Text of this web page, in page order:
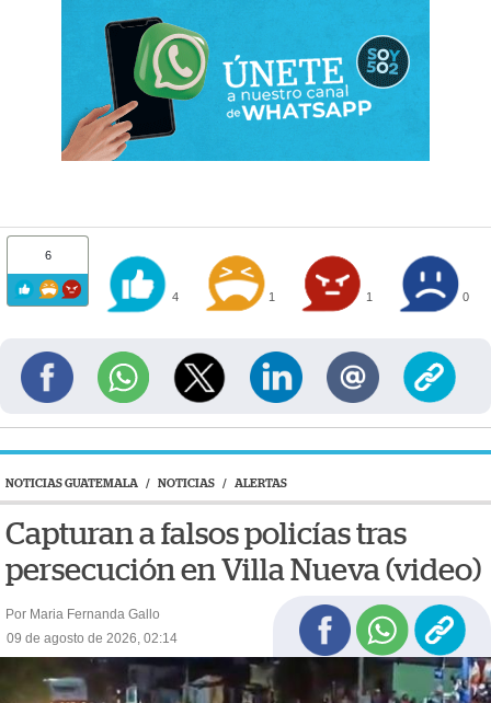
6
4 1 1 0
NOTICIAS GUATEMALA / NOTICIAS / ALERTAS
Capturan a falsos policías tras
persecución en Villa Nueva (video)
Por Maria Fernanda Gallo
09 de agosto de 2026, 02:14